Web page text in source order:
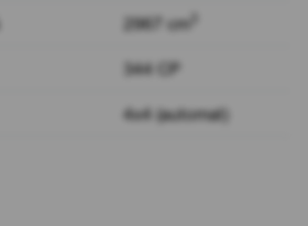
2967 cm
344 CP
4x4 (automat)